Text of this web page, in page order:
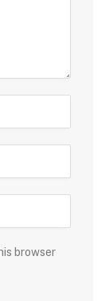
browser